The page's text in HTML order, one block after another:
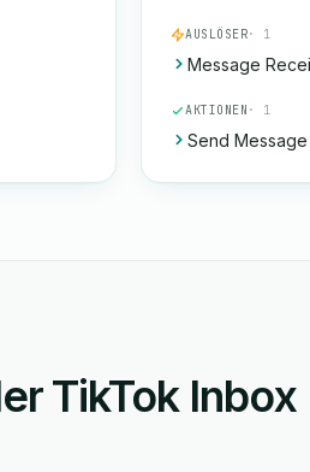
AUSLÖSER· 1
Message
AKTIONEN · 1
Send Message
TikTok Inbox